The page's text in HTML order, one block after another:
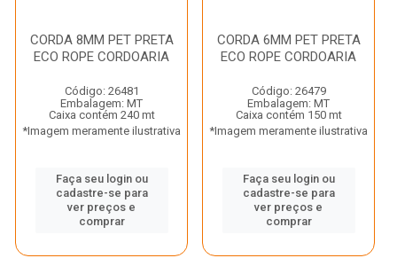
CORDA 8MM PET PRETA
ECO ROPE CORDOARIA
Código: 26481
Embalagem: MT
Caixa contém 240 mt
*Imagem meramente ilustrativa
Faça seu login ou
cadastre-se para
ver preços e
comprar
CORDA 6MM PET PRETA
ECO ROPE CORDOARIA
Código: 26479
Embalagem: MT
Caixa contém 150 mt
*Imagem meramente ilustrativa
Faça seu login ou
cadastre-se para
ver preços e
comprar